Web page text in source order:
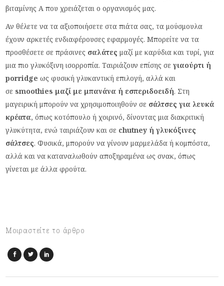
βιταμίνης Α που χρειάζεται ο οργανισμός μας.
Αν θέλετε να τα αξιοποιήσετε στα πιάτα σας, τα μούσμουλα
έχουν αρκετές ενδιαφέρουσες εφαρμογές. Μπορείτε να τα
προσθέσετε σε πράσινες σαλάτες μαζί με καρύδια και τυρί, για
μια πιο γλυκόξινη ισορροπία. Ταιριάζουν επίσης σεγιαούρτι ή
porridgeως φυσική γλυκαντική επιλογή, αλλά και
σε smoothies μαζί με μπανάνα ή εσπεριδοειδή. Στη
μαγειρική μπορούν να χρησιμοποιηθούν σε σάλτσες για λευκά
κρέατα, όπως κοτόπουλο ή χοιρινό, δίνοντας μια διακριτική
γλυκύτητα, ενώ ταιριάζουν και σε chutney ή γλυκόξινες
σάλτσες. Φυσικά, μπορούν να γίνουν μαρμελάδα ή κομπόστα,
αλλά και να καταναλωθούν αποξηραμένα ως σνακ, όπως
γίνεται με άλλα φρούτα.
Μοιραστείτε το άρθρο